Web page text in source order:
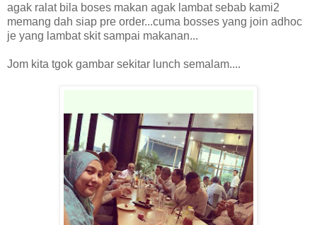
agak ralat bila boses makan agak lambat sebab kami2
memang dah siap pre order...cuma bosses yang join adhoc
je yang lambat skit sampai makanan...
Jom kita tgok gambar sekitar lunch semalam....